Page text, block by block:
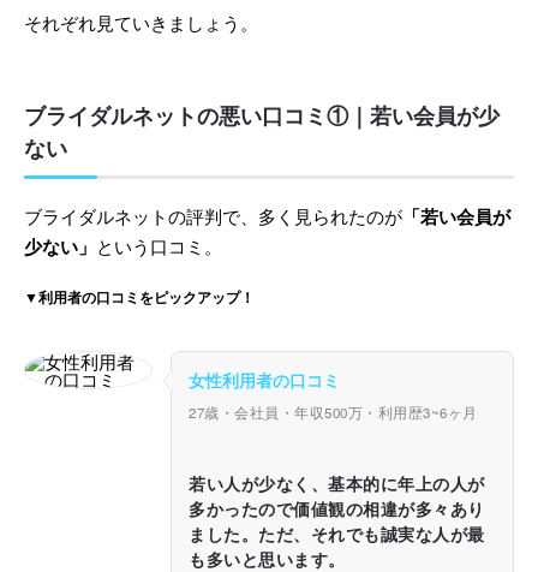
それぞれ見ていきましょう。
ブライダルネットの悪い口コミ①｜若い会員が少
ない
ブライダルネットの評判で、多く見られたのが 「若い会員が
少ない」
という口コミ。
▼利用者の口コミをピックアップ！
女性利用者の口コミ
27歳・会社員・年収500万・利用歴3~6ヶ月
若い人が少なく、基本的に年上の人が
多かったので価値観の相違が多々あり
ました。ただ、それでも誠実な人が最
も多いと思います。